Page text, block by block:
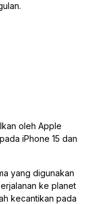
oleh Apple
iPhone 15 dan
yang digunakan
ke planet
kecantikan pada